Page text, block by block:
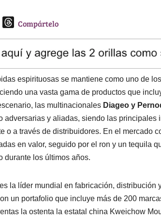
T
e
a
d
s
Compártelo
espirituosas se mantiene como uno de
una vasta gama de productos que
las multinacionales Diageo y
adversarias y aliadas, siendo las principales
o a través de distribuidores. En el mercado
en valor, seguido por el ron y un tequila
durante los últimos años.
es la líder mundial en fabricación, distribución
un portafolio que incluye más de 200
la ostenta la estatal china Kweichow